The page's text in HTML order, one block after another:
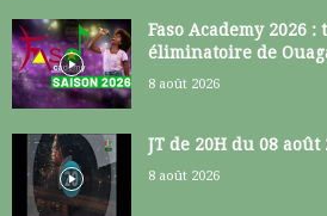
Faso Academy 2026
éliminatoire de
8 août 2026
JT de 20H du 08 août
8 août 2026